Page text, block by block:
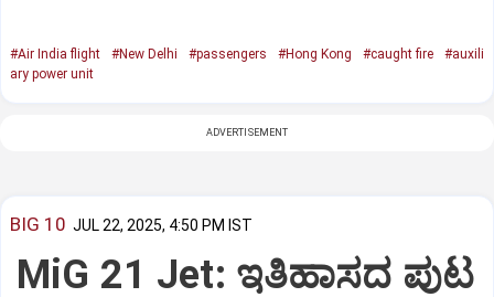
#Air India flight #New Delhi #passengers #Hong Kong #caught fire
#auxili
ary power unit
ADVERTISEMENT
BIG 10 JUL 22, 2025, 4:50 PM IST
MiG 21 Jet: ಇತಿಹಾಸದ ಪುಟ